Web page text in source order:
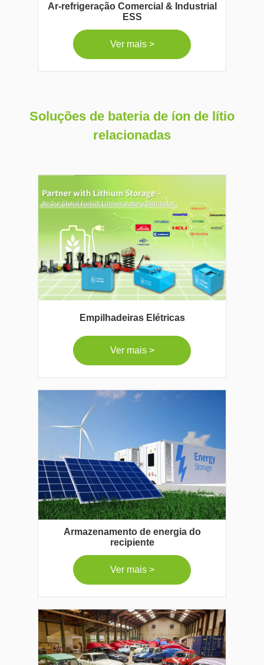
Ar-refrigeração Comercial & Industrial
ESS
Ver mais >
Soluções de bateria de íon de lítio
relacionadas
Empilhadeiras Elétricas
Ver mais >
Armazenamento de energia do
recipiente
Ver mais >